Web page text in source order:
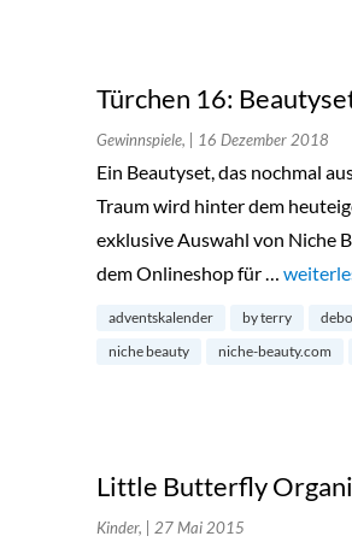
Türchen 16:
Gewinnspiele, | 16 Dezember 2018
Ein Beautyset, das nochmal
Traum wird hinter dem
exklusive Auswahl von Niche
dem Onlineshop für …
adventskalender by terry
niche beauty
niche-beauty.com
Little Butterfly
Kinder, | 27 Mai 2015